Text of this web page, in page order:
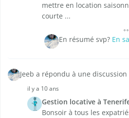
mettre en location
courte ...
En résumé svp? En
Jeeb a répondu à une discussion
il y a 10 ans
Gestion locative à
Bonsoir à tous les